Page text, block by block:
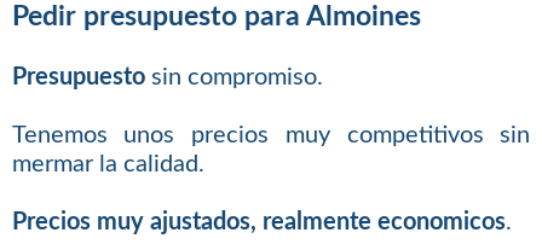
Pedir presupuesto para Almoines
Presupuestosin compromiso.
Tenemos unos precios muy competitivos sin
mermar la calidad.
Precios muy ajustados, realmente economicos.